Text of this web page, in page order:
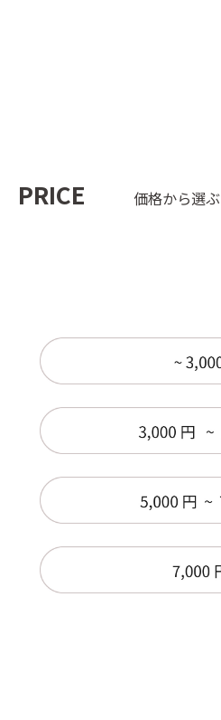
PRICE 価格から選ぶ